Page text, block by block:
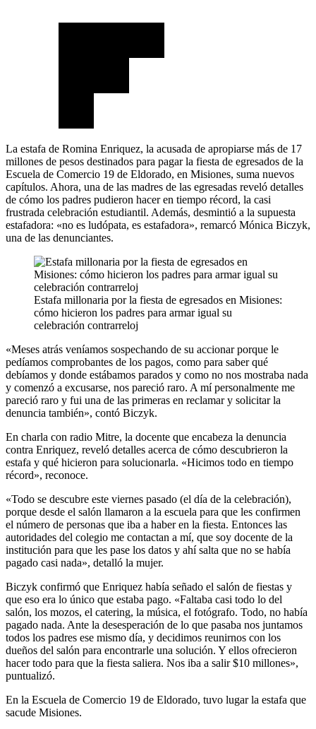
La estafa de Romina Enriquez, la acusada de apropiarse más de 17
millones de pesos destinados para pagar la fiesta de egresados de la
Escuela de Comercio 19 de Eldorado, en Misiones, suma nuevos
capítulos. Ahora, una de las madres de las egresadas reveló detalles
de cómo los padres pudieron hacer en tiempo récord, la casi
frustrada celebración estudiantil. Además, desmintió a la supuesta
estafadora: «no es ludópata, es estafadora», remarcó Mónica Biczyk,
una de las denunciantes.
Estafa millonaria por la fiesta de egresados en Misiones:
cómo hicieron los padres para armar igual su
celebración contrarreloj
«Meses atrás veníamos sospechando de su accionar porque le
pedíamos comprobantes de los pagos, como para saber qué
debíamos y donde estábamos parados y como no nos mostraba nada
y comenzó a excusarse, nos pareció raro. A mí personalmente me
pareció raro y fui una de las primeras en reclamar y solicitar la
denuncia también», contó Biczyk.
En charla con radio Mitre, la docente que encabeza la denuncia
contra Enriquez, reveló detalles acerca de cómo descubrieron la
estafa y qué hicieron para solucionarla. «Hicimos todo en tiempo
récord», reconoce.
«Todo se descubre este viernes pasado (el día de la celebración),
porque desde el salón llamaron a la escuela para que les confirmen
el número de personas que iba a haber en la fiesta. Entonces las
autoridades del colegio me contactan a mí, que soy docente de la
institución para que les pase los datos y ahí salta que no se había
pagado casi nada», detalló la mujer.
Biczyk confirmó que Enriquez había señado el salón de fiestas y
que eso era lo único que estaba pago. «Faltaba casi todo lo del
salón, los mozos, el catering, la música, el fotógrafo. Todo, no había
pagado nada. Ante la desesperación de lo que pasaba nos juntamos
todos los padres ese mismo día, y decidimos reunirnos con los
dueños del salón para encontrarle una solución. Y ellos ofrecieron
hacer todo para que la fiesta saliera. Nos iba a salir $10 millones»,
puntualizó.
En la Escuela de Comercio 19 de Eldorado, tuvo lugar la estafa que
sacude Misiones.